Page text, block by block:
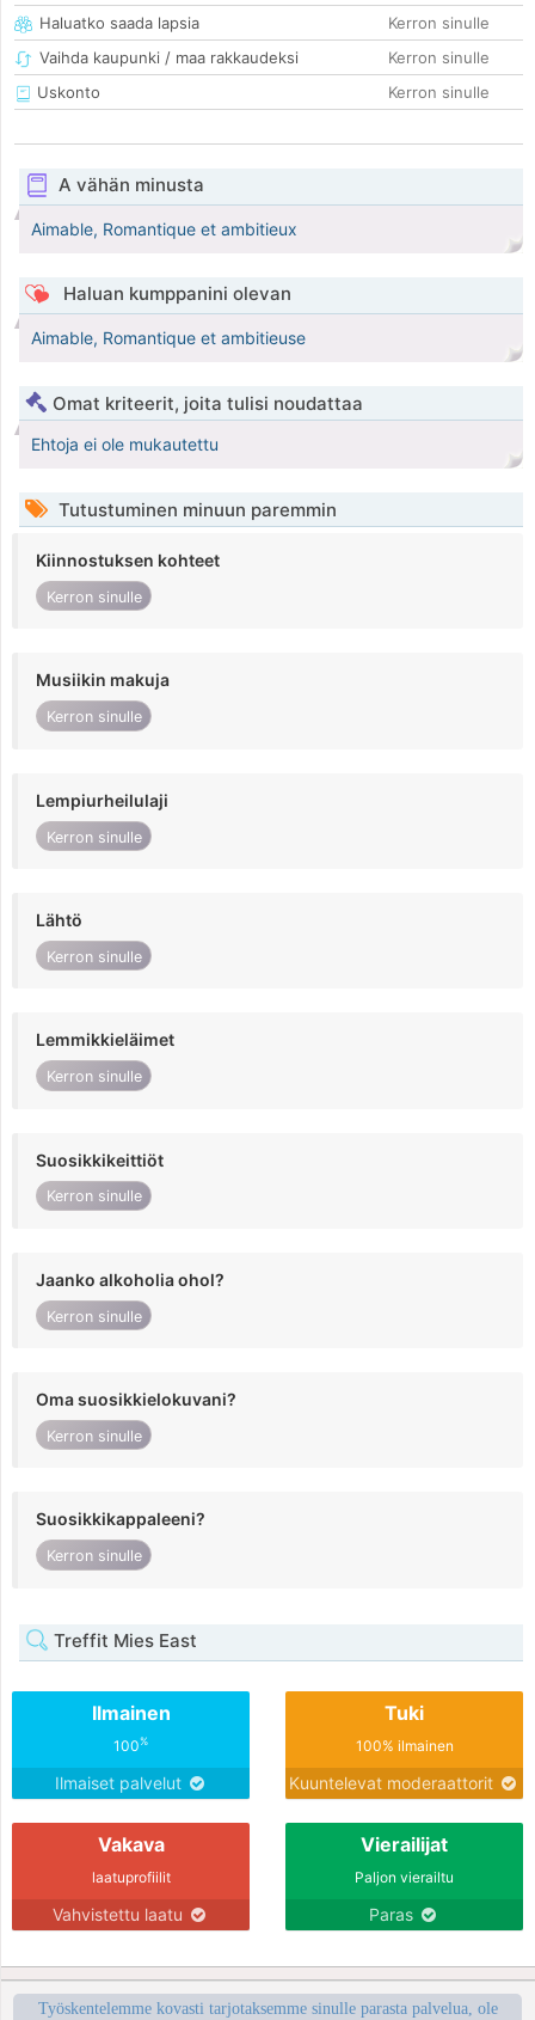
Haluatko saada lapsia
Kerron sinulle
Vaihda kaupunki / maa rakkaudeksi
Kerron sinulle
Uskonto
Kerron sinulle
A vähän minusta
Aimable, Romantique et ambitieux
Haluan kumppanini olevan
Aimable, Romantique et ambitieuse
Omat kriteerit, joita tulisi noudattaa
Ehtoja ei ole mukautettu
Tutustuminen minuun paremmin
Kiinnostuksen kohteet
Kerron sinulle
Musiikin makuja
Kerron sinulle
Lempiurheilulaji
Kerron sinulle
Lähtö
Kerron sinulle
Lemmikkieläimet
Kerron sinulle
Suosikkikeittiöt
Kerron sinulle
Jaanko alkoholia ohol?
Kerron sinulle
Oma suosikkielokuvani?
Kerron sinulle
Suosikkikappaleeni?
Kerron sinulle
Treffit Mies East
Ilmainen
100%
Ilmaiset palvelut
Tuki
100% ilmainen
Kuuntelevat moderaattorit
Vakava
laatuprofiilit
Vahvistettu laatu
Vierailijat
Paljon vierailtu
Paras
Työskentelemme kovasti tarjotaksemme sinulle parasta palvelua, ole